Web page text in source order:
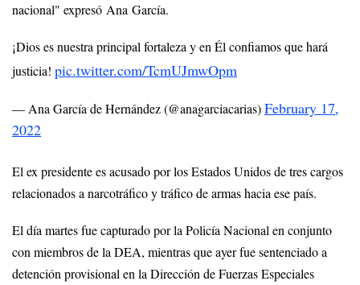
nacional" expresó Ana García.
¡Dios es nuestra principal fortaleza y en Él confiamos que hará
justicia! pic.twitter.com/TcmUJmwOpm
— Ana García de Hernández (@anagarciacarias)February 17,
2022
El ex presidente es acusado por los Estados Unidos de tres cargos
relacionados a narcotráfico y tráfico de armas hacia ese país.
El día martes fue capturado por la Policía Nacional en conjunto
con miembros de la DEA, mientras que ayer fue sentenciado a
detención provisional en la Dirección de Fuerzas Especiales